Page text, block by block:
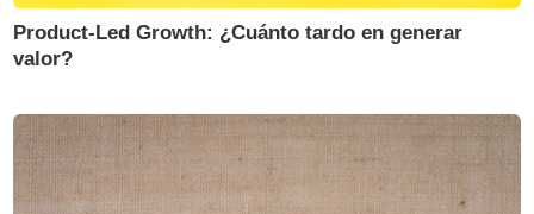
Product-Led Growth: ¿Cuánto tardo en generar
valor?